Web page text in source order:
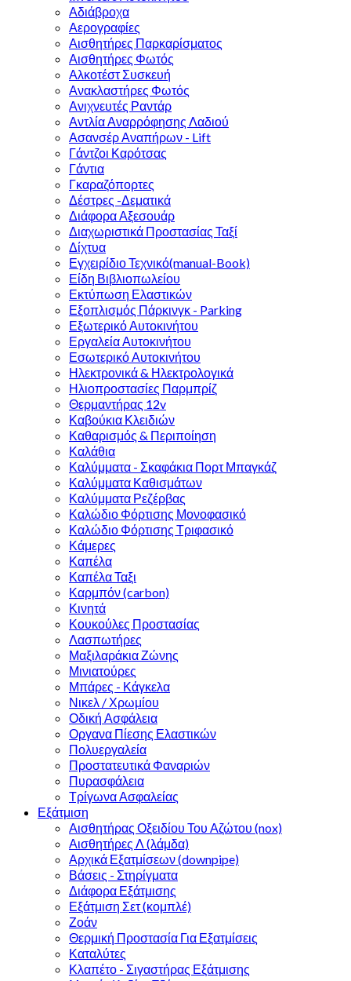
Αδιάβροχα
Αερογραφίες
Αισθητήρες Παρκαρίσματος
Αισθητήρες Φωτός
Αλκοτέστ Συσκευή
Ανακλαστήρες Φωτός
Ανιχνευτές Ραντάρ
Αντλία Αναρρόφησης Λαδιού
Ασανσέρ Αναπήρων - Lift
Γάντζοι Καρότσας
Γάντια
Γκαραζόπορτες
Δέστρες -Δεματικά
Διάφορα Αξεσουάρ
Διαχωριστικά Προστασίας Ταξί
Δίχτυα
Εγχειρίδιο Τεχνικό(manual-Book)
Είδη Βιβλιοπωλείου
Εκτύπωση Ελαστικών
Εξοπλισμός Πάρκινγκ - Parking
Εξωτερικό Αυτοκινήτου
Εργαλεία Αυτοκινήτου
Εσωτερικό Αυτοκινήτου
Ηλεκτρονικά & Ηλεκτρολογικά
Ηλιοπροστασίες Παρμπρίζ
Θερμαντήρας 12v
Καβούκια Κλειδιών
Καθαρισμός & Περιποίηση
Καλάθια
Καλύμματα - Σκαφάκια Πορτ Μπαγκάζ
Καλύμματα Καθισμάτων
Καλύμματα Ρεζέρβας
Καλώδιο Φόρτισης Μονοφασικό
Καλώδιο Φόρτισης Τριφασικό
Κάμερες
Καπέλα
Καπέλα Ταξι
Καρμπόν (carbon)
Κινητά
Κουκούλες Προστασίας
Λασπωτήρες
Μαξιλαράκια Ζώνης
Μινιατούρες
Μπάρες - Κάγκελα
Νικελ / Χρωμίου
Οδική Ασφάλεια
Οργανα Πίεσης Ελαστικών
Πολυεργαλεία
Προστατευτικά Φαναριών
Πυρασφάλεια
Τρίγωνα Ασφαλείας
Εξάτμιση
Αισθητήρας Οξειδίου Του Αζώτου (nox)
Αισθητήρες Λ (λάμδα)
Αρχικά Εξατμίσεων (downpipe)
Βάσεις - Στηρίγματα
Διάφορα Εξάτμισης
Εξάτμιση Σετ (κομπλέ)
Ζοάν
Θερμική Προστασία Για Εξατμίσεις
Καταλύτες
Κλαπέτο - Σιγαστήρας Εξάτμισης